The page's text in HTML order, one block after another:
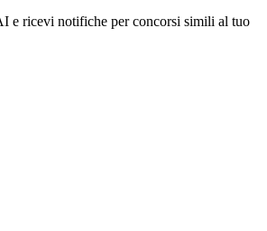
e ricevi notifiche per concorsi simili al tuo